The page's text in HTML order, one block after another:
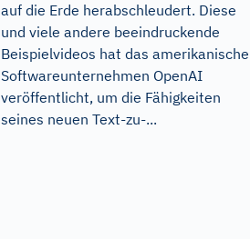
auf die Erde herabschleudert. Diese
und viele andere beeindruckende
Beispielvideos hat das amerikanische
Softwareunternehmen OpenAI
veröffentlicht, um die Fähigkeiten
seines neuen Text-zu-...